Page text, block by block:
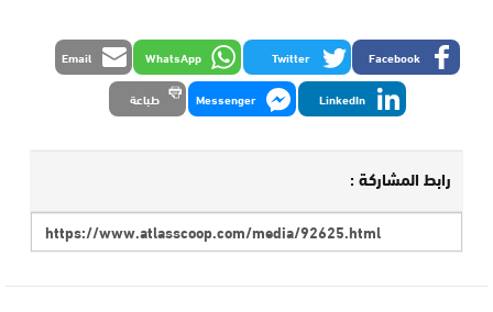
Facebook
Twitter
WhatsApp
Email
LinkedIn
Messenger طباعة
رابط المشاركة :